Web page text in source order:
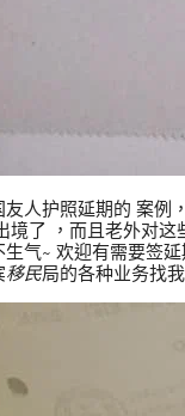
友人护照延期的 案例
境了 ，而且老外对这
生气~ 欢迎有需要签
移民局的各种业务找